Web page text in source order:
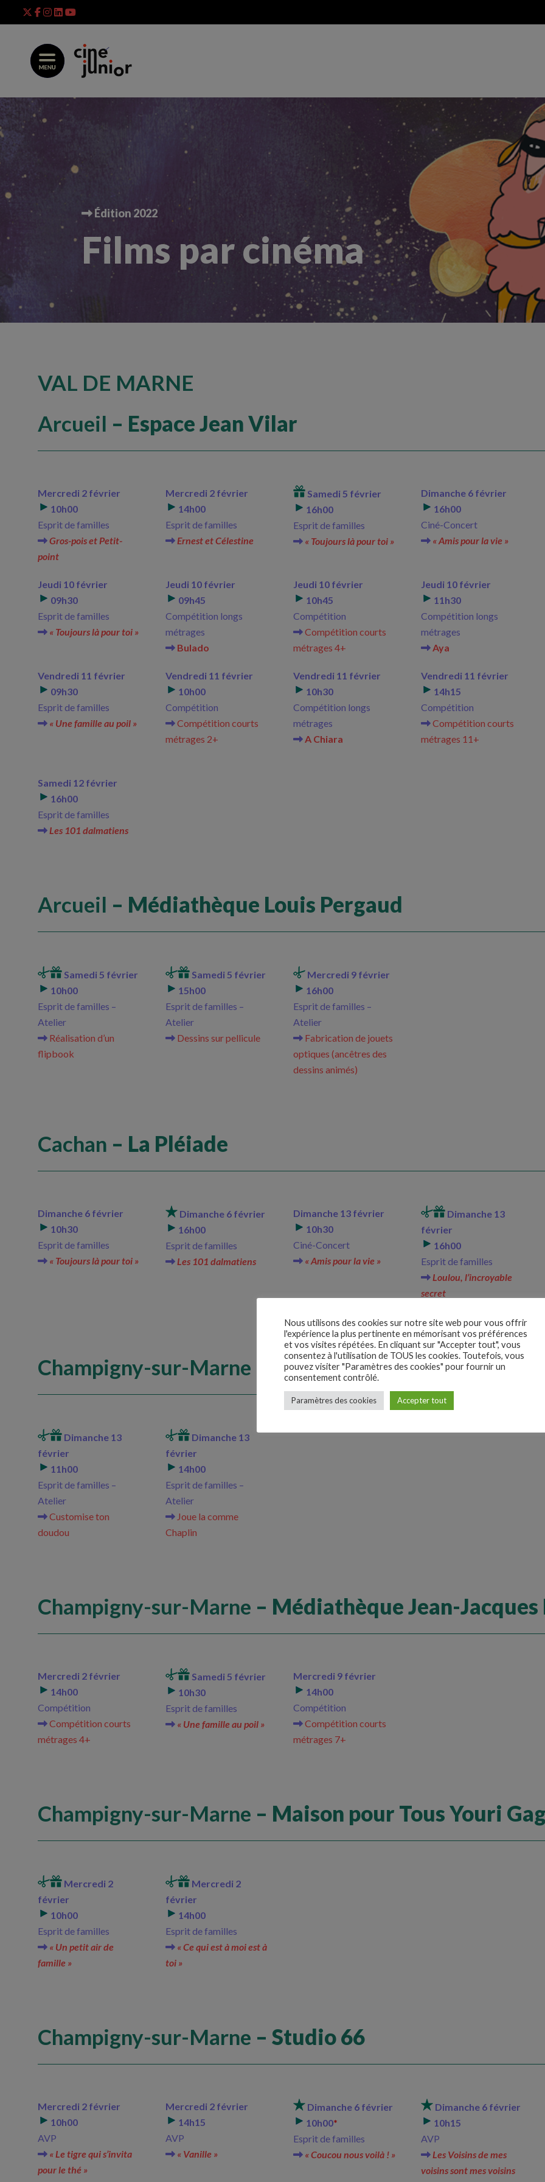
to
Édition 2022
Films par cinéma
VAL DE MARNE
Arcueil – Espace Jean Vilar
Mercredi 2 février
10h00
Esprit de familles
Gros-pois et Petit-
point
Mercredi 2 février
14h00
Esprit de familles
Ernest et Célestine
Samedi 5 février
16h00
Esprit de familles
« Toujours là pour toi »
Dimanche 6 février
16h00
Ciné-Concert
« Amis pour la vie »
Jeudi 10 février
09h30
Esprit de familles
« Toujours là pour toi »
Jeudi 10 février
09h45
Compétition longs
métrages
Bulado
Jeudi 10 février
10h45
Compétition
Compétition courts
métrages 4+
Jeudi 10 février
11h30
Compétition longs
métrages
Aya
Vendredi 11 février
09h30
Esprit de familles
« Une famille au poil »
Vendredi 11 février
10h00
Compétition
Compétition courts
métrages 2+
Vendredi 11 février
10h30
Compétition longs
métrages
A Chiara
Vendredi 11 février
14h15
Compétition
Compétition courts
métrages 11+
Samedi 12 février
16h00
Esprit de familles
Les 101 dalmatiens
Arcueil – Médiathèque Louis Pergaud
Samedi 5 février
10h00
Esprit de familles –
Atelier
Réalisation d’un
flipbook
Samedi 5 février
15h00
Esprit de familles –
Atelier
Dessins sur pellicule
Mercredi 9 février
16h00
Esprit de familles –
Atelier
Fabrication de jouets
optiques (ancêtres des
dessins animés)
Cachan – La Pléiade
Dimanche 6 février
10h30
Esprit de familles
« Toujours là pour toi »
Dimanche 6 février
16h00
Esprit de familles
Les 101 dalmatiens
Dimanche 13 février
10h30
Ciné-Concert
« Amis pour la vie »
Dimanche 13
février
16h00
Esprit de familles
Loulou, l’incroyable
secret
Champigny-sur-Marne – Maison des Arts Plastiques
Dimanche 13
février
11h00
Esprit de familles –
Atelier
Customise ton
doudou
Dimanche 13
février
14h00
Esprit de familles –
Atelier
Joue la comme
Chaplin
Champigny-sur-Marne – Médiathèque Jean-Jacques
Mercredi 2 février
14h00
Compétition
Compétition courts
métrages 4+
Samedi 5 février
10h30
Esprit de familles
« Une famille au poil »
Mercredi 9 février
14h00
Compétition
Compétition courts
métrages 7+
Champigny-sur-Marne – Maison pour Tous Youri
Mercredi 2
février
10h00
Esprit de familles
« Un petit air de
famille »
Mercredi 2
février
14h00
Esprit de familles
« Ce qui est à moi est à
toi »
Champigny-sur-Marne – Studio 66
Mercredi 2 février
10h00
AVP
« Le tigre qui s’invita
pour le thé »
Mercredi 2 février
14h15
AVP
« Vanille »
Dimanche 6 février
10h00*
Esprit de familles
« Coucou nous voilà ! »
Dimanche 6 février
10h15
AVP
Les Voisins de mes
voisins sont mes voisins
Nous utilisons des cookies sur notre site web pour vous offrir
l'expérience la plus pertinente en mémorisant vos préférences
et vos visites répétées. En cliquant sur "Accepter tout", vous
consentez à l'utilisation de TOUS les cookies. Toutefois, vous
pouvez visiter "Paramètres des cookies" pour fournir un
consentement contrôlé.
Paramètres des cookies Accepter tout